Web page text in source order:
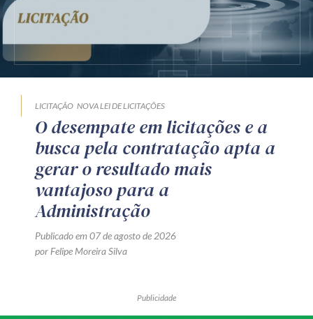
LICITAÇÃO NOVA LEI DE LICITAÇÕES
O desempate em licitações e a
busca pela contratação apta a
gerar o resultado mais
vantajoso para a
Administração
Publicado em 07 de agosto de 2026
por Felipe Moreira Silva
Publicidade